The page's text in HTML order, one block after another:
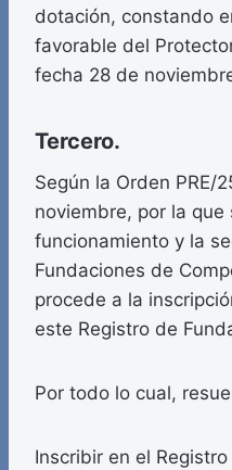
dotación, constando
favorable del
fecha 28 de
Tercero.
Según la Orden PRE/
noviembre, por la
funcionamiento y la
Fundaciones de
procede a la
este Registro de
Por todo lo cual,
Inscribir en el